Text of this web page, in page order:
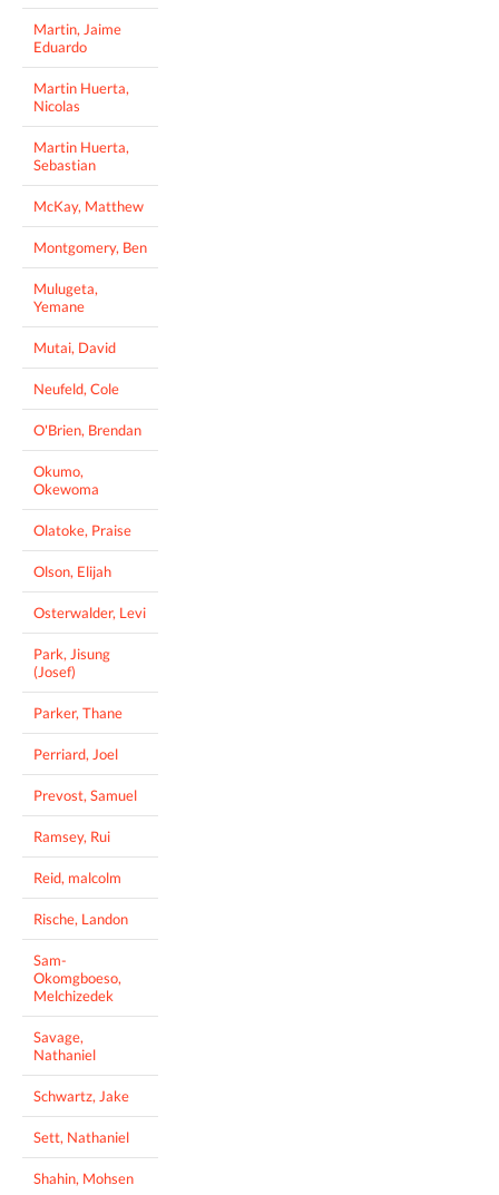
Martin, Jaime
Eduardo
Martin Huerta,
Nicolas
Martin Huerta,
Sebastian
McKay, Matthew
Montgomery, Ben
Mulugeta,
Yemane
Mutai, David
Neufeld, Cole
O'Brien, Brendan
Okumo,
Okewoma
Olatoke, Praise
Olson, Elijah
Osterwalder, Levi
Park, Jisung
(Josef)
Parker, Thane
Perriard, Joel
Prevost, Samuel
Ramsey, Rui
Reid, malcolm
Rische, Landon
Sam-
Okomgboeso,
Melchizedek
Savage,
Nathaniel
Schwartz, Jake
Sett, Nathaniel
Shahin, Mohsen